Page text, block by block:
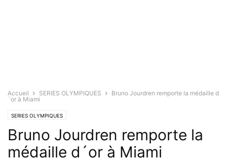
Accueil SERIES OLYMPIQUES
Bruno Jourdren remporte la médaille d
´or à Miami
SERIES OLYMPIQUES
Bruno Jourdren remporte la
médaille d´or à Miami